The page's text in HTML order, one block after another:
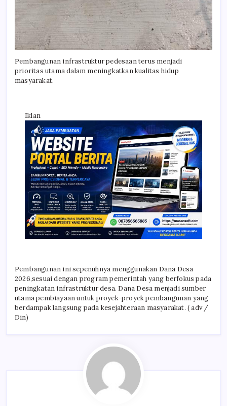
Pembangunan infrastruktur pedesaan terus menjadi
prioritas utama dalam meningkatkan kualitas hidup
masyarakat.
Iklan
Pembangunan ini sepenuhnya menggunakan Dana Desa
2026,sesuai dengan program pemerintah yang berfokus pada
peningkatan infrastruktur desa. Dana Desa menjadi sumber
utama pembiayaan untuk proyek-proyek pembangunan yang
berdampak langsung pada kesejahteraan masyarakat. ( adv /
Din)